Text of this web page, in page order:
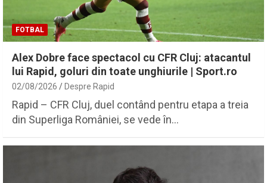
FOTBAL
Alex Dobre face spectacol cu CFR Cluj: atacantul
lui Rapid, goluri din toate unghiurile | Sport.ro
02/08/2026 Despre Rapid
Rapid – CFR Cluj, duel contând pentru etapa a treia
din Superliga României, se vede în…